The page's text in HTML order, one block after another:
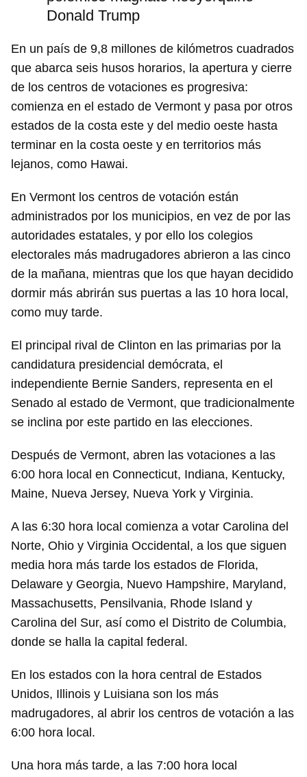
Donald Trump
En un país de 9,8 millones de kilómetros cuadrados
que abarca seis husos horarios, la apertura y cierre
de los centros de votaciones es progresiva:
comienza en el estado de Vermont y pasa por otros
estados de la costa este y del medio oeste hasta
terminar en la costa oeste y en territorios más
lejanos, como Hawai.
En Vermont los centros de votación están
administrados por los municipios, en vez de por las
autoridades estatales, y por ello los colegios
electorales más madrugadores abrieron a las cinco
de la mañana, mientras que los que hayan decidido
dormir más abrirán sus puertas a las 10 hora local,
como muy tarde.
El principal rival de Clinton en las primarias por la
candidatura presidencial demócrata, el
independiente Bernie Sanders, representa en el
Senado al estado de Vermont, que tradicionalmente
se inclina por este partido en las elecciones.
Después de Vermont, abren las votaciones a las
6:00 hora local en Connecticut, Indiana, Kentucky,
Maine, Nueva Jersey, Nueva York y Virginia.
A las 6:30 hora local comienza a votar Carolina del
Norte, Ohio y Virginia Occidental, a los que siguen
media hora más tarde los estados de Florida,
Delaware y Georgia, Nuevo Hampshire, Maryland,
Massachusetts, Pensilvania, Rhode Island y
Carolina del Sur, así como el Distrito de Columbia,
donde se halla la capital federal.
En los estados con la hora central de Estados
Unidos, Illinois y Luisiana son los más
madrugadores, al abrir los centros de votación a las
6:00 hora local.
Una hora más tarde, a las 7:00 hora local